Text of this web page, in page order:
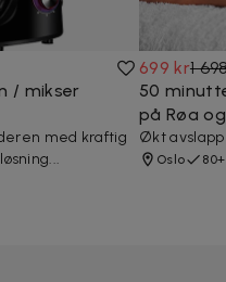
/ mikser
med kraftig
699 kr1
50
på Røa
Økt
Oslo